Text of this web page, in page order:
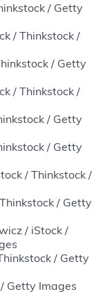
/ Getty
/ Thinkstock /
/ Getty
/ Thinkstock /
/ Getty
/ Getty
/ Thinkstock /
/ Getty
/ iStock /
/ Getty
Getty Images